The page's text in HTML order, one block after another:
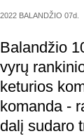
2022 BALANDŽIO 07d.
Balandžio
vyrų
keturios
komanda -
dalį sudaro